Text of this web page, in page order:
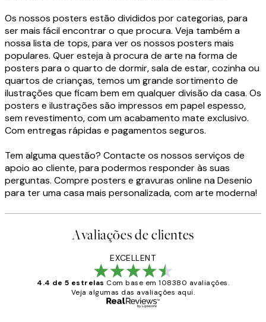
Os nossos posters estão divididos por categorias, para
ser mais fácil encontrar o que procura. Veja também a
nossa lista de tops, para ver os nossos posters mais
populares. Quer esteja à procura de arte na forma de
posters para o quarto de dormir, sala de estar, cozinha ou
quartos de crianças, temos um grande sortimento de
ilustrações que ficam bem em qualquer divisão da casa. Os
posters e ilustrações são impressos em papel espesso,
sem revestimento, com um acabamento mate exclusivo.
Com entregas rápidas e pagamentos seguros.
Tem alguma questão? Contacte os nossos serviços de
apoio ao cliente, para podermos responder às suas
perguntas. Compre posters e gravuras online na Desenio
para ter uma casa mais personalizada, com arte moderna!
Avaliações de clientes
EXCELLENT
4.4 de 5 estrelas Com base em 108380 avaliações.
Veja algumas das avaliações aqui.